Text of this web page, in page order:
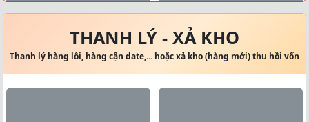
THANH LÝ - XẢ KHO
Thanh lý hàng lỗi, hàng cận date,... hoặc xả kho (hàng mới) thu hồi vốn